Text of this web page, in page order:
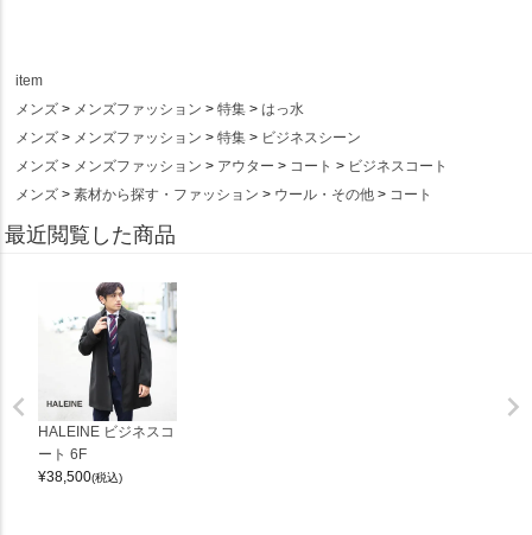
item
メンズ
メンズファッション 特集
はっ水
メンズ
メンズファッション 特集
ビジネスシーン
メンズ
メンズファッション アウター コート
ビジネスコート
メンズ
素材から探す・ファッション ウール・その他 コート
最近閲覧した商品
HALEINE ビジネスコ
ート 6F
¥38,500(税込)